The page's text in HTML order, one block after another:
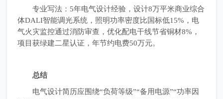
专业写法：5年电气设计经验，设计8万平米商业综合
体DALI智能调光系统，照明功率密度比国标低15%，电
气火灾监控通过消防审查，优化配电干线节省铜材8%，
项目获绿建二星认证，年节约电费50万元。
总结
电气设计简历应围绕“负荷等级”“备用电源”“功率因